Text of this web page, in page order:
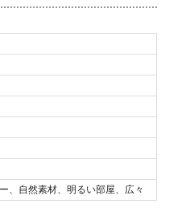
、自然素材、明るい部屋、広々